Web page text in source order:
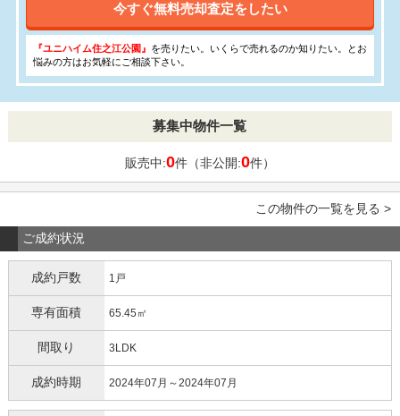
今すぐ無料売却査定をしたい
『ユニハイム住之江公園』 を売りたい。いくらで売れるのか知りたい。とお
悩みの方はお気軽にご相談下さい。
募集中物件一覧
販売中:0件（非公開:0件）
この物件の一覧を見る >
ご成約状況
成約戸数 1戸
専有面積 65.45㎡
間取り 3LDK
成約時期 2024年07月～2024年07月